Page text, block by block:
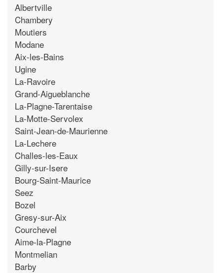
Albertville
Chambery
Moutiers
Modane
Aix-les-Bains
Ugine
La-Ravoire
Grand-Aigueblanche
La-Plagne-Tarentaise
La-Motte-Servolex
Saint-Jean-de-Maurienne
La-Lechere
Challes-les-Eaux
Gilly-sur-Isere
Bourg-Saint-Maurice
Seez
Bozel
Gresy-sur-Aix
Courchevel
Aime-la-Plagne
Montmelian
Barby